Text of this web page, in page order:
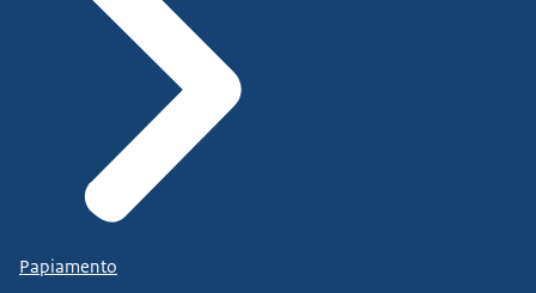
Papiamento